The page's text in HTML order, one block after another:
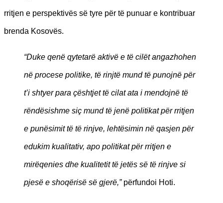
rritjen e perspektivës së tyre për të punuar e kontribuar
brenda Kosovës.
“Duke qenë qytetarë aktivë e të cilët angazhohen
në procese politike, të rinjtë mund të punojnë për
t’i shtyer para çështjet të cilat ata i mendojnë të
rëndësishme siç mund të jenë politikat për rritjen
e punësimit të të rinjve, lehtësimin në qasjen për
edukim kualitativ, apo politikat për rritjen e
mirëqenies dhe kualitetit të jetës së të rinjve si
pjesë e shoqërisë së gjerë,”përfundoi Hoti.